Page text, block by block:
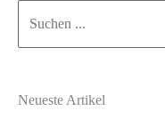
Neueste Artikel